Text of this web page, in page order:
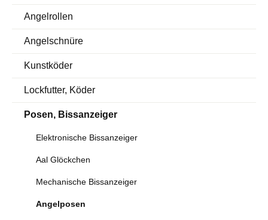
Angelrollen
Angelschnüre
Kunstköder
Lockfutter, Köder
Posen, Bissanzeiger
Elektronische Bissanzeiger
Aal Glöckchen
Mechanische Bissanzeiger
Angelposen